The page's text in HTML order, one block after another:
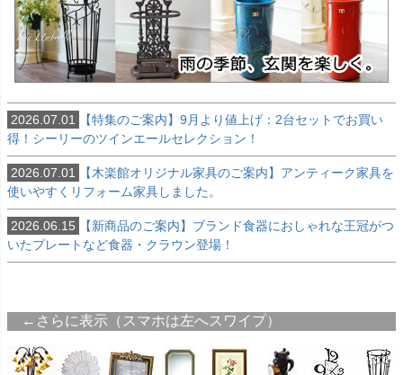
2026.07.01
【特集のご案内】9月より値上げ：2台セットでお買い
得！シーリーのツインエールセレクション！
2026.07.01
【木楽館オリジナル家具のご案内】アンティーク家具を
使いやすくリフォーム家具しました。
2026.06.15
【新商品のご案内】ブランド食器におしゃれな王冠がつ
いたプレートなど食器・クラウン登場！